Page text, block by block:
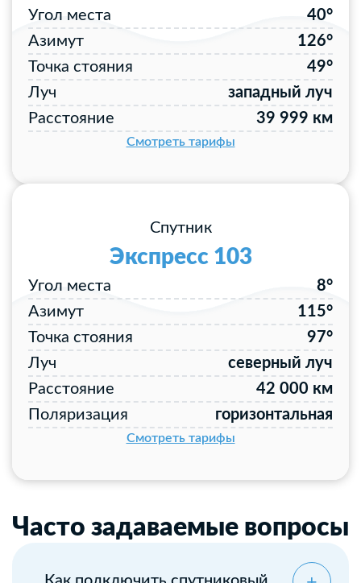
Угол места
40°
Азимут
126°
Точка стояния
49°
Луч
западный луч
Расстояние
39 999 км
Смотреть тарифы
Спутник
Экспресс 103
Угол места
8°
Азимут
115°
Точка стояния
97°
Луч
северный луч
Расстояние
42 000 км
Поляризация
горизонтальная
Смотреть тарифы
Часто задаваемые вопросы